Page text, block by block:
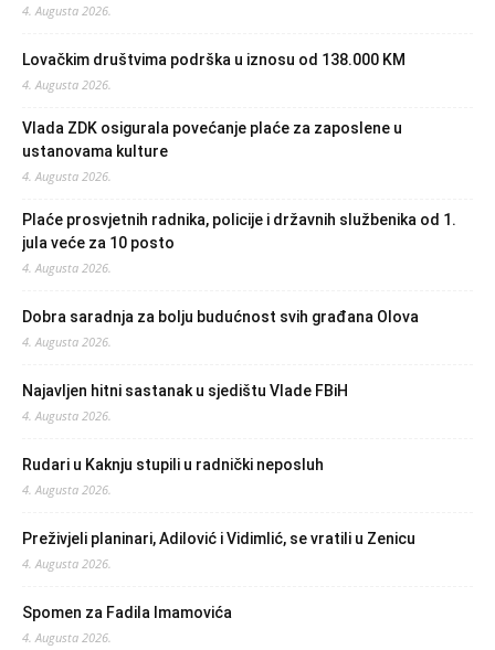
4. Augusta 2026.
Lovačkim društvima podrška u iznosu od 138.000 KM
4. Augusta 2026.
Vlada ZDK osigurala povećanje plaće za zaposlene u
ustanovama kulture
4. Augusta 2026.
Plaće prosvjetnih radnika, policije i državnih službenika od 1.
jula veće za 10 posto
4. Augusta 2026.
Dobra saradnja za bolju budućnost svih građana Olova
4. Augusta 2026.
Najavljen hitni sastanak u sjedištu Vlade FBiH
4. Augusta 2026.
Rudari u Kaknju stupili u radnički neposluh
4. Augusta 2026.
Preživjeli planinari, Adilović i Vidimlić, se vratili u Zenicu
4. Augusta 2026.
Spomen za Fadila Imamovića
4. Augusta 2026.